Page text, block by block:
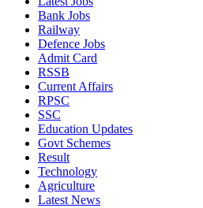
Bank Jobs
Railway
Defence Jobs
Admit Card
RSSB
Current Affairs
RPSC
SSC
Education Updates
Govt Schemes
Result
Technology
Agriculture
Latest News